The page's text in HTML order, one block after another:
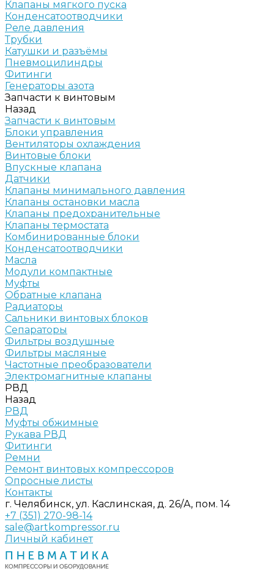
Клапаны мягкого пуска
Конденсатоотводчики
Реле давления
Трубки
Катушки и разъёмы
Пневмоцилиндры
Фитинги
Генераторы азота
Запчасти к винтовым
Назад
Запчасти к винтовым
Блоки управления
Вентиляторы охлаждения
Винтовые блоки
Впускные клапана
Датчики
Клапаны минимального давления
Клапаны остановки масла
Клапаны предохранительные
Клапаны термостата
Комбинированные блоки
Конденсатоотводчики
Масла
Модули компактные
Муфты
Обратные клапана
Радиаторы
Сальники винтовых блоков
Сепараторы
Фильтры воздушные
Фильтры масляные
Частотные преобразователи
Электромагнитные клапаны
РВД
Назад
РВД
Муфты обжимные
Рукава РВД
Фитинги
Ремни
Ремонт винтовых компрессоров
Опросные листы
Контакты
г. Челябинск, ул. Каслинская, д. 26/А, пом. 14
+7 (351) 270-98-14
sale@artkompressor.ru
Личный кабинет